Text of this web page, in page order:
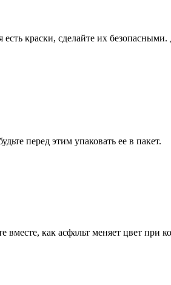
краски, сделайте их
перед этим упаковать ее в пакет.
как асфальт меняет цвет при